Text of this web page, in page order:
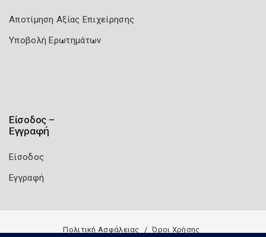
Αποτίμηση Αξίας Επιχείρησης
Υποβολή Ερωτημάτων
Είσοδος –
Εγγραφή
Είσοδος
Εγγραφή
Πολιτική Ασφάλειας Όροι Χρήσης